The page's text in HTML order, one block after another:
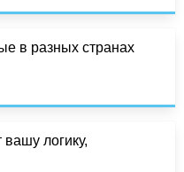
в разных странах
вашу логику,